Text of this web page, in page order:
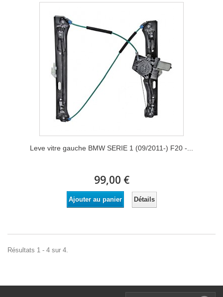
Leve vitre gauche BMW SERIE 1 (09/2011-) F20 -...
99,00 €
Ajouter au panier Détails
Résultats 1 - 4 sur 4.